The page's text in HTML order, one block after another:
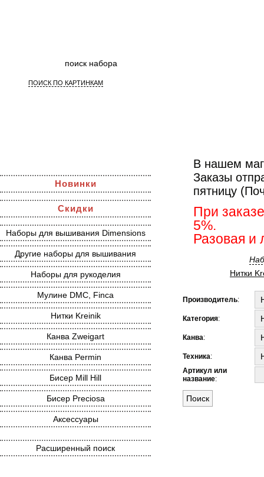
ПОИСК ПО КАРТИНКАМ
Новинки
Скидки
Наборы для вышивания Dimensions
Другие наборы для вышивания
Наборы для рукоделия
Мулине DMC, Finca
Нитки Kreinik
Канва Zweigart
Канва Permin
Бисер Mill Hill
Бисер Preciosa
Аксессуары
Расширенный поиск
В нашем
Заказы
пятницу
При
5%.
Разовая и
Нитки
Производитель:
Категория:
Канва:
Техника:
Артикул или
название: